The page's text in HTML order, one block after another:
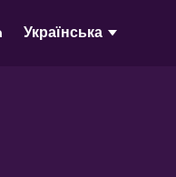
Українська‬